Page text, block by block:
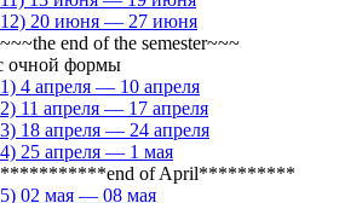
12) 20 июня — 27 июня
~~~the end of the semester~~~
очной формы
1) 4 апреля — 10 апреля
2) 11 апреля — 17 апреля
3) 18 апреля — 24 апреля
4) 25 апреля — 1 мая
***********end of April**********
5) 02 мая — 08 мая